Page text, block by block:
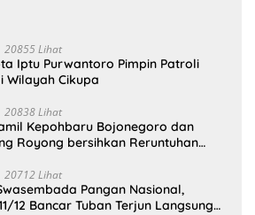
20855 Lihat
Iptu Purwantoro Pimpin Patroli
Wilayah Cikupa
20838 Lihat
Kepohbaru Bojonegoro dan
Royong bersihkan Reruntuhan
20712 Lihat
Pangan Nasional,
12 Bancar Tuban Terjun Langsung